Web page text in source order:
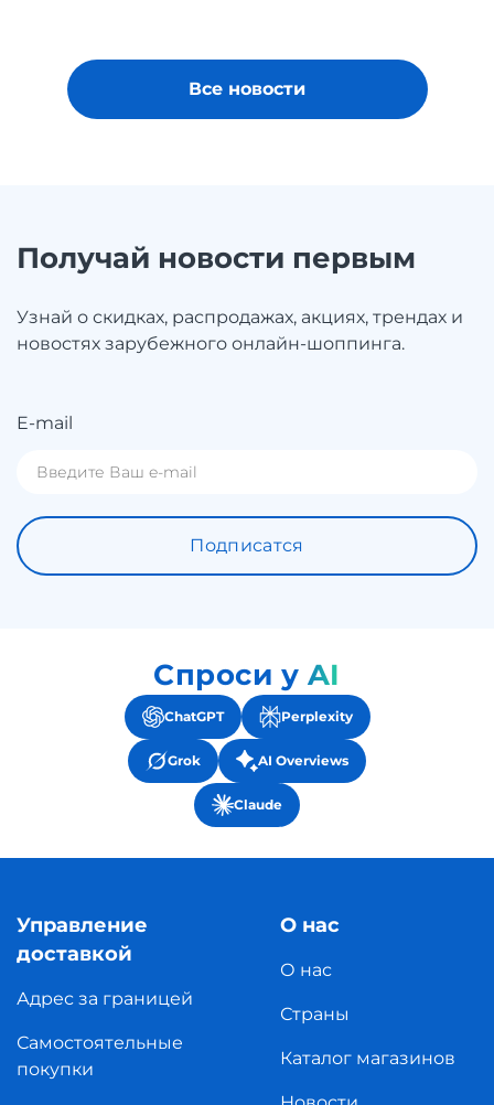
Все новости
Получай новости первым
Узнай о скидках, распродажах, акциях, трендах и
новостях зарубежного онлайн-шоппинга.
E-mail
Подписатся
Спроси у AI
ChatGPT Perplexity
Grok AI Overviews
Claude
Управление
доставкой
Адрес за границей
Самостоятельные
покупки
О нас
О нас
Страны
Каталог магазинов